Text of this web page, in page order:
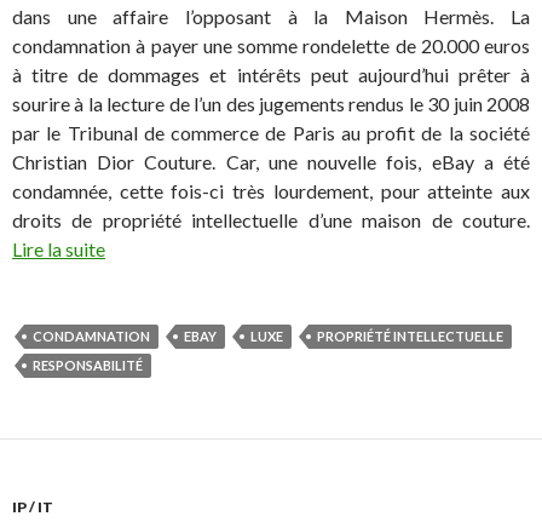
dans une affaire l’opposant à la Maison Hermès. La
condamnation à payer une somme rondelette de 20.000 euros
à titre de dommages et intérêts peut aujourd’hui prêter à
sourire à la lecture de l’un des jugements rendus le 30 juin 2008
par le Tribunal de commerce de Paris au profit de la société
Christian Dior Couture. Car, une nouvelle fois, eBay a été
condamnée, cette fois-ci très lourdement, pour atteinte aux
droits de propriété intellectuelle d’une maison de couture.
Lire la suite
CONDAMNATION EBAY LUXE
PROPRIÉTÉ INTELLECTUELLE
RESPONSABILITÉ
IP / IT